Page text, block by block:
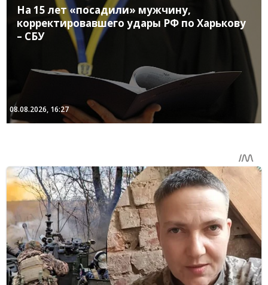
На 15 лет «посадили» мужчину,
корректировавшего удары РФ по Харькову
– СБУ
08.08.2026, 16:27